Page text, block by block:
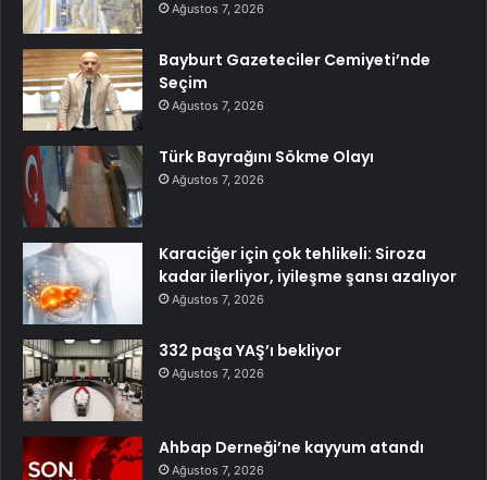
Ağustos 7, 2026
Bayburt Gazeteciler Cemiyeti’nde
Seçim
Ağustos 7, 2026
Türk Bayrağını Sökme Olayı
Ağustos 7, 2026
Karaciğer için çok tehlikeli: Siroza
kadar ilerliyor, iyileşme şansı azalıyor
Ağustos 7, 2026
332 paşa YAŞ’ı bekliyor
Ağustos 7, 2026
Ahbap Derneği’ne kayyum atandı
Ağustos 7, 2026